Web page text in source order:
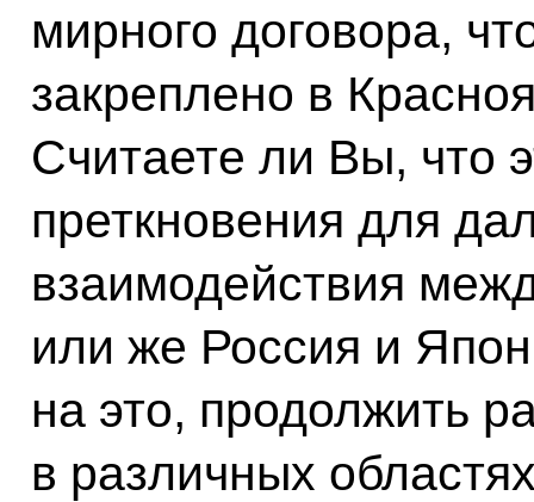
мирного договора,
закреплено в
Считаете ли Вы, что
преткновения для
взаимодействия
или же Россия и
на это, продолжить
в различных